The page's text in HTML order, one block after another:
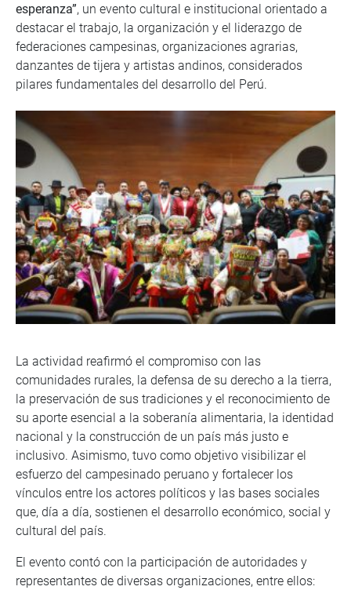
esperanza”, un evento cultural e institucional orientado a
destacar el trabajo, la organización y el liderazgo de
federaciones campesinas, organizaciones agrarias,
danzantes de tijera y artistas andinos, considerados
pilares fundamentales del desarrollo del Perú.
La actividad reafirmó el compromiso con las
comunidades rurales, la defensa de su derecho a la tierra,
la preservación de sus tradiciones y el reconocimiento de
su aporte esencial a la soberanía alimentaria, la identidad
nacional y la construcción de un país más justo e
inclusivo. Asimismo, tuvo como objetivo visibilizar el
esfuerzo del campesinado peruano y fortalecer los
vínculos entre los actores políticos y las bases sociales
que, día a día, sostienen el desarrollo económico, social y
cultural del país.
El evento contó con la participación de autoridades y
representantes de diversas organizaciones, entre ellos: